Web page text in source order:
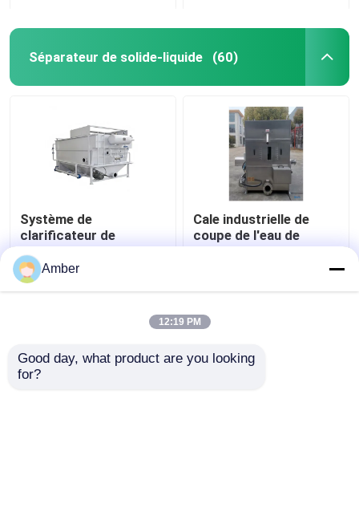
Séparateur de solide-liquide (60)
Système de
clarificateur de
flottaison à air dissous
DAF Marine 316L 2-
150 m3/h pour
meilleur prix
Cale industrielle de
coupe de l'eau de
machine de séparateur
meilleur prix
Amber
12:19 PM
Good day, what product are you looking
for?